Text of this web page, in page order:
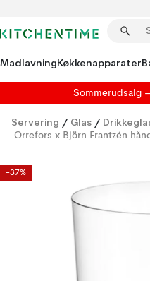
MadlavningKøkkenapparater
Sommerudsalg
Servering / Glas /
Orrefors x Björn Frantzén
-37%